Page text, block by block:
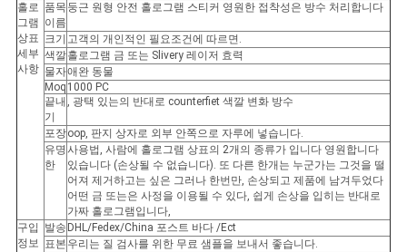
사
이
PRIVACY
POLICY
홀로
그램
상표
세부
사항
품목
이름
둥근 원형 안전 홀로그램 스티커 영원한 접착성은 방수 처리합니다
크기 고객의 개인적인 필요조건에 따르면.
색깔홀로그램 금 또는 Slivery 레이저 효력
물자애완 동물
Moq 1000 PC
끝내
기
, 광택 있는의 반대로 counterfiet 색깔 변화 방수
포장oop, 판지 상자로 외부 안쪽으로 자루에 넣습니다.
유명
한
사용법, 사람에 홀로그램 상표의 2개의 종류가 입니다 영원합니다
있습니다 (손상될 수 없습니다). 또 다른 한개는 누군가는 그것을 떨
어져 제거하고는 싶은 그러나 한번만, 손상되고 제품에 남겨두었다
어떤 금 또는은 사정을 이용될 수 있다, 쉽게 손상을 입히는 반대로
가짜 홀로그램입니다,
구입
정보
발송 DHL/Fedex/China 포스트 바다 /Ect
표본 우리는 질 검사를 위한 무료 샘플을 보내서 좋습니다.